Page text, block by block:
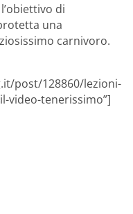
di
una
carnivoro.
post/128860/lezioni-
video-tenerissimo”]